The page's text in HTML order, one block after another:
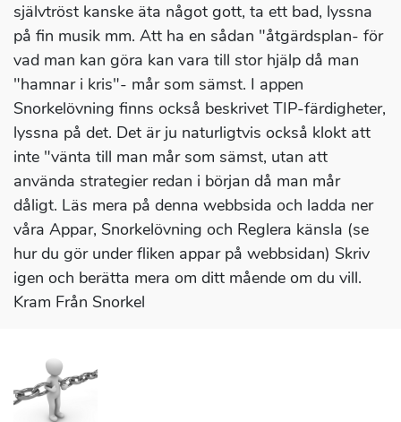
självtröst kanske äta något gott, ta ett bad, lyssna
på fin musik mm. Att ha en sådan "åtgärdsplan- för
vad man kan göra kan vara till stor hjälp då man
"hamnar i kris"- mår som sämst. I appen
Snorkelövning finns också beskrivet TIP-färdigheter,
lyssna på det. Det är ju naturligtvis också klokt att
inte "vänta till man mår som sämst, utan att
använda strategier redan i början då man mår
dåligt. Läs mera på denna webbsida och ladda ner
våra Appar, Snorkelövning och Reglera känsla (se
hur du gör under fliken appar på webbsidan) Skriv
igen och berätta mera om ditt mående om du vill.
Kram Från Snorkel